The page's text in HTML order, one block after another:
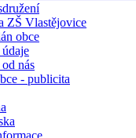
ZŠ Vlastějovice
obce
nás
- publicita